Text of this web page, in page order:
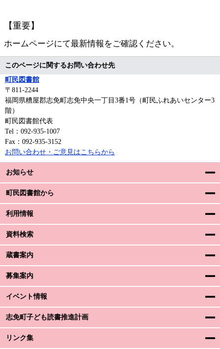
お知らせ
町民図書館から
利用情報
資料検索
蔵書案内
募集案内
イベント情報
志免町子ども読書推進計画
リンク集
【重要】
ホームページにて最新情報をご確認ください。
このページに関するお問い合わせ先
町民図書館
〒811‐2244
福岡県糟屋郡志免町志免中央一丁目3番1号（町民ふれあいセンター3
階）
町民図書館代表
Tel：092-935-1007
Fax：092-935-3152
お問い合わせ・ご意見はこちらから